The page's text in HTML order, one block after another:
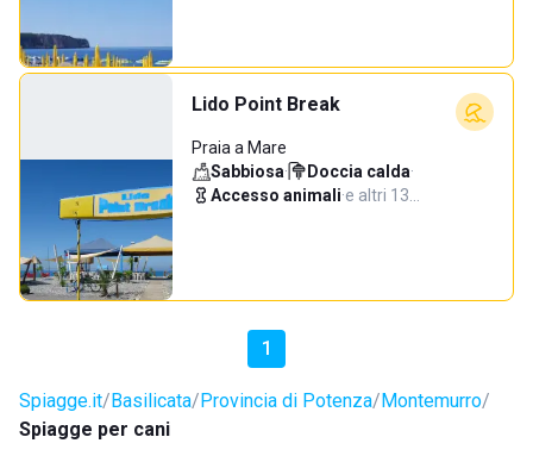
Lido Point Break
Praia a Mare
Sabbiosa· Doccia calda·
Accesso animali·e altri 13…
1
Spiagge.it Basilicata Provincia di Potenza Montemurro
Spiagge per cani